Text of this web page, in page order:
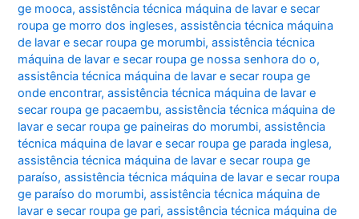
ge mooca,assistência técnica máquina de lavar e secar
roupa ge morro dos ingleses,assistência técnica máquina
de lavar e secar roupa ge morumbi,assistência técnica
máquina de lavar e secar roupa ge nossa senhora do o,
assistência técnica máquina de lavar e secar roupa ge
onde encontrar,assistência técnica máquina de lavar e
secar roupa ge pacaembu,assistência técnica máquina de
lavar e secar roupa ge paineiras do morumbi,assistência
técnica máquina de lavar e secar roupa ge parada inglesa,
assistência técnica máquina de lavar e secar roupa ge
paraíso,assistência técnica máquina de lavar e secar roupa
ge paraíso do morumbi,assistência técnica máquina de
lavar e secar roupa ge pari,assistência técnica máquina de